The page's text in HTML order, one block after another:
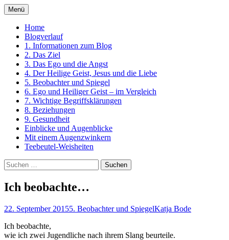
Zum
Inhalt
springen
Ein Kurs in Wundern
Menü
Home
Blogverlauf
1. Informationen zum Blog
2. Das Ziel
3. Das Ego und die Angst
4. Der Heilige Geist, Jesus und die Liebe
5. Beobachter und Spiegel
6. Ego und Heiliger Geist – im Vergleich
7. Wichtige Begriffsklärungen
8. Beziehungen
9. Gesundheit
Einblicke und Augenblicke
Mit einem Augenzwinkern
Teebeutel-Weisheiten
Suchen
nach:
Ich beobachte…
22. September 20155. Beobachter und SpiegelKatja Bode
Ich beobachte,
wie ich zwei Jugendliche nach ihrem Slang beurteile.